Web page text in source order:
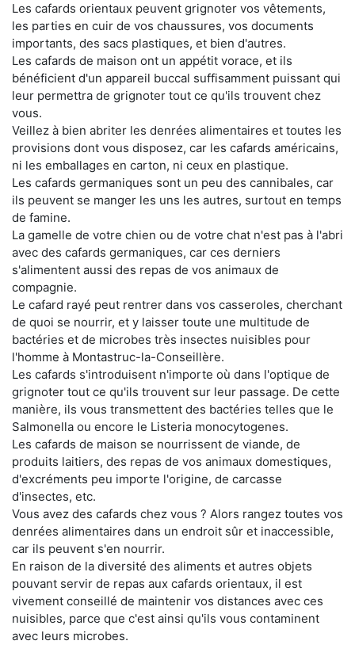
Les cafards orientaux peuvent grignoter vos vêtements,
les parties en cuir de vos chaussures, vos documents
importants, des sacs plastiques, et bien d'autres.
Les cafards de maison ont un appétit vorace, et ils
bénéficient d'un appareil buccal suffisamment puissant qui
leur permettra de grignoter tout ce qu'ils trouvent chez
vous.
Veillez à bien abriter les denrées alimentaires et toutes les
provisions dont vous disposez, car les cafards américains,
ni les emballages en carton, ni ceux en plastique.
Les cafards germaniques sont un peu des cannibales, car
ils peuvent se manger les uns les autres, surtout en temps
de famine.
La gamelle de votre chien ou de votre chat n'est pas à l'abri
avec des cafards germaniques, car ces derniers
s'alimentent aussi des repas de vos animaux de
compagnie.
Le cafard rayé peut rentrer dans vos casseroles, cherchant
de quoi se nourrir, et y laisser toute une multitude de
bactéries et de microbes très insectes nuisibles pour
l'homme à Montastruc-la-Conseillère.
Les cafards s'introduisent n'importe où dans l'optique de
grignoter tout ce qu'ils trouvent sur leur passage. De cette
manière, ils vous transmettent des bactéries telles que le
Salmonella ou encore le Listeria monocytogenes.
Les cafards de maison se nourrissent de viande, de
produits laitiers, des repas de vos animaux domestiques,
d'excréments peu importe l'origine, de carcasse
d'insectes, etc.
Vous avez des cafards chez vous ? Alors rangez toutes vos
denrées alimentaires dans un endroit sûr et inaccessible,
car ils peuvent s'en nourrir.
En raison de la diversité des aliments et autres objets
pouvant servir de repas aux cafards orientaux, il est
vivement conseillé de maintenir vos distances avec ces
nuisibles, parce que c'est ainsi qu'ils vous contaminent
avec leurs microbes.